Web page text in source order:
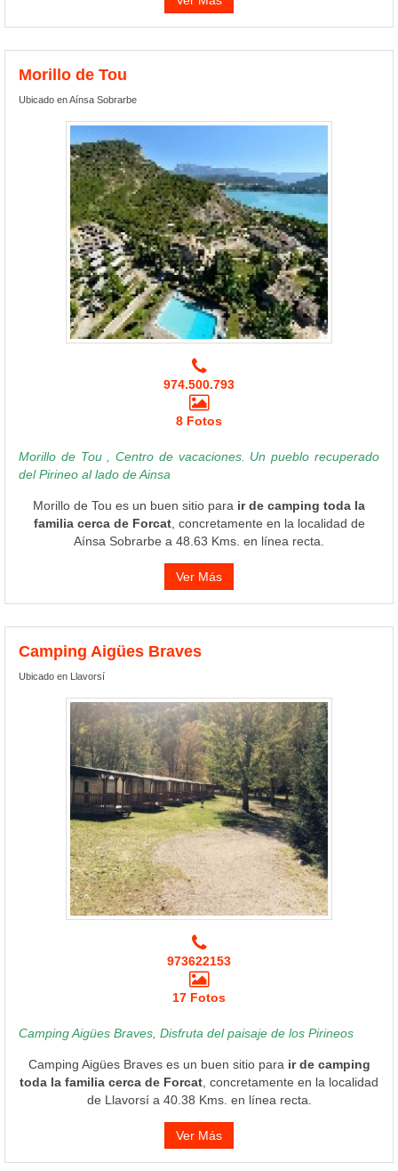
Morillo de Tou
Ubicado en Aínsa Sobrarbe
974.500.793
8 Fotos
Morillo de Tou , Centro de vacaciones. Un pueblo recuperado
del Pirineo al lado de Ainsa
Morillo de Tou es un buen sitio para ir de camping toda la
familia cerca de Forcat, concretamente en la localidad de
Aínsa Sobrarbe a 48.63 Kms. en línea recta.
Ver Más
Camping Aigües Braves
Ubicado en Llavorsí
973622153
17 Fotos
Camping Aigües Braves, Disfruta del paisaje de los Pirineos
Camping Aigües Braves es un buen sitio para ir de camping
toda la familia cerca de Forcat , concretamente en la localidad
de Llavorsí a 40.38 Kms. en línea recta.
Ver Más